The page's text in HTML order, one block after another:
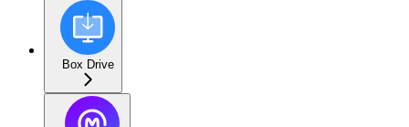
Box Drive